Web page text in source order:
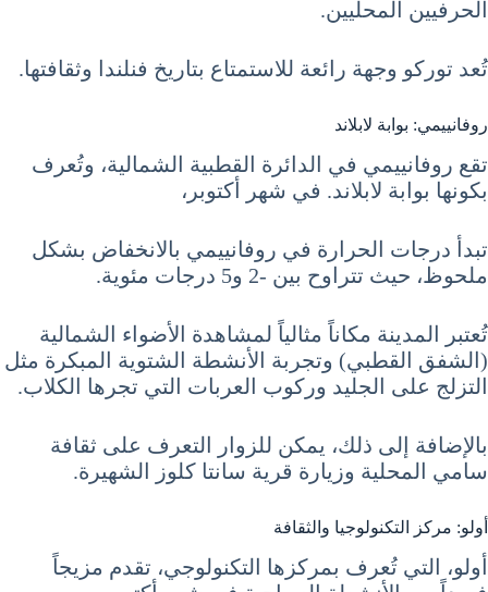
الحرفيين المحليين.
تُعد توركو وجهة رائعة للاستمتاع بتاريخ فنلندا وثقافتها.
روفانييمي: بوابة لابلاند
تقع روفانييمي في الدائرة القطبية الشمالية، وتُعرف
بكونها بوابة لابلاند. في شهر أكتوبر،
تبدأ درجات الحرارة في روفانييمي بالانخفاض بشكل
ملحوظ، حيث تتراوح بين -2 و5 درجات مئوية.
تُعتبر المدينة مكاناً مثالياً لمشاهدة الأضواء الشمالية
(الشفق القطبي) وتجربة الأنشطة الشتوية المبكرة مثل
التزلج على الجليد وركوب العربات التي تجرها الكلاب.
بالإضافة إلى ذلك، يمكن للزوار التعرف على ثقافة
سامي المحلية وزيارة قرية سانتا كلوز الشهيرة.
أولو: مركز التكنولوجيا والثقافة
أولو، التي تُعرف بمركزها التكنولوجي، تقدم مزيجاً